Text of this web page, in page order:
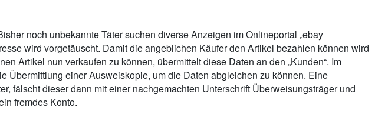
noch unbekannte Täter suchen diverse Anzeigen im Onlineportal „ebay
wird vorgetäuscht. Damit die angeblichen Käufer den Artikel bezahlen können wird
Artikel nun verkaufen zu können, übermittelt diese Daten an den „Kunden“. Im
Übermittlung einer Ausweiskopie, um die Daten abgleichen zu können. Eine
fälscht dieser dann mit einer nachgemachten Unterschrift Überweisungsträger und
fremdes Konto.